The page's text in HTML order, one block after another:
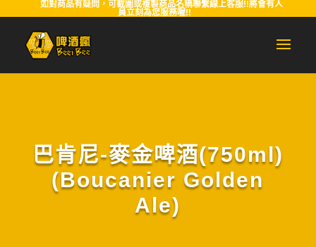
如對商品有疑問，可截圖或複製商品名稱聯繫線上客服!!將會有人
員立刻為您服務喔!!
巴肯尼-麥金啤酒(750ml)
(Boucanier Golden
Ale)